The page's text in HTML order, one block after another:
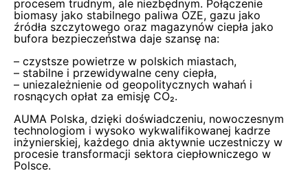
procesem trudnym, ale niezbędnym. Połączenie
biomasy jako stabilnego paliwa OZE, gazu jako
źródła szczytowego oraz magazynów ciepła jako
bufora bezpieczeństwa daje szansę na:
– czystsze powietrze w polskich miastach,
– stabilne i przewidywalne ceny ciepła,
– uniezależnienie od geopolitycznych wahań i
rosnących opłat za emisję CO₂.
AUMA Polska, dzięki doświadczeniu, nowoczesnym
technologiom i wysoko wykwalifikowanej kadrze
inżynierskiej, każdego dnia aktywnie uczestniczy w
procesie transformacji sektora ciepłowniczego w
Polsce.